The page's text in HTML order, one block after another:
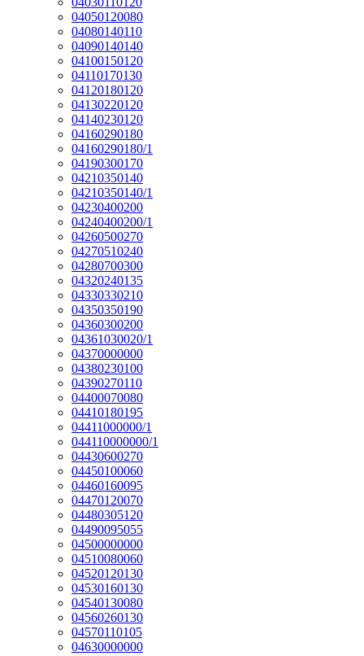
04050120080
04080140110
04090140140
04100150120
04110170130
04120180120
04130220120
04140230120
04160290180
04160290180/1
04190300170
04210350140
04210350140/1
04230400200
04240400200/1
04260500270
04270510240
04280700300
04320240135
04330330210
04350350190
04360300200
04361030020/1
04370000000
04380230100
04390270110
04400070080
04410180195
04411000000/1
044110000000/1
04430600270
04450100060
04460160095
04470120070
04480305120
04490095055
04500000000
04510080060
04520120130
04530160130
04540130080
04560260130
04570110105
04630000000